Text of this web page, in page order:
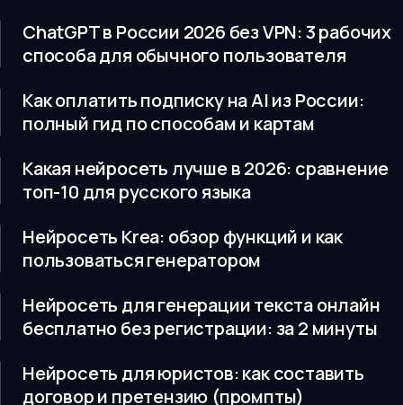
ChatGPT в России 2026 без VPN: 3 рабочих
способа для обычного пользователя
Как оплатить подписку на AI из России:
полный гид по способам и картам
Какая нейросеть лучше в 2026: сравнение
топ-10 для русского языка
Нейросеть Krea: обзор функций и как
пользоваться генератором
Нейросеть для генерации текста онлайн
бесплатно без регистрации: за 2 минуты
Нейросеть для юристов: как составить
договор и претензию (промпты)